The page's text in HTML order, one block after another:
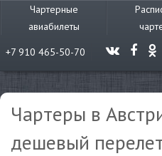
Чартерные
авиабилеты
+7 910 465-50-70
Чартеры в
дешевый